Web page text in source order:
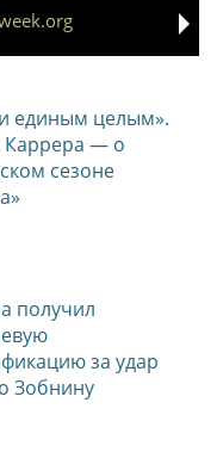
единым целым».
— о
сезоне
получил
за удар
Зобнину